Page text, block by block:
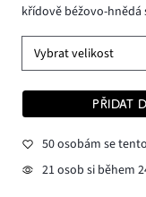
křídově béžovo-
Vybrat velikost
PŘIDAT
50 osobám se
21 osob si během